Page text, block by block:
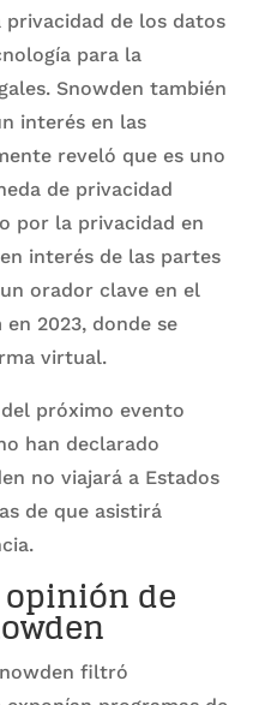
de los datos
para la
Snowden también
interés en las
reveló que es uno
de privacidad
por la privacidad en
interés de las partes
orador clave en el
2023, donde se
virtual.
próximo evento
han declarado
no viajará a Estados
de que asistirá
de
filtró